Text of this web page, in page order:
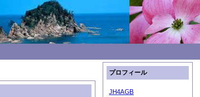
プロフィール
JH4AGB